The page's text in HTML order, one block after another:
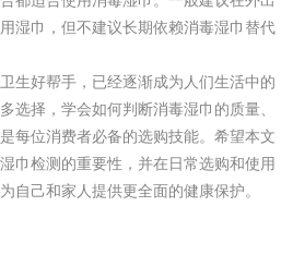
湿巾，但不建议长期依赖消毒湿巾替代
生好帮手，已经逐渐成为人们生活中的
选择，学会如何判断消毒湿巾的质量、
每位消费者必备的选购技能。希望本文
巾检测的重要性，并在日常选购和使用
自己和家人提供更全面的健康保护。
触